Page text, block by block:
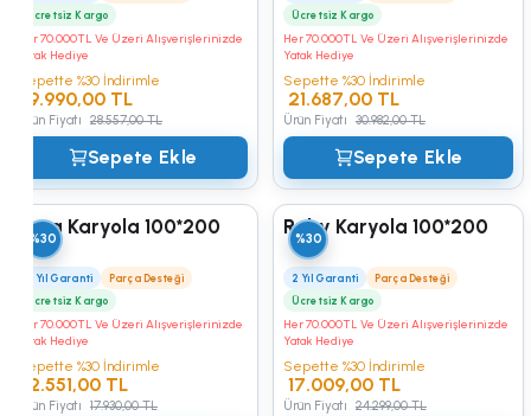
Ücretsiz Kargo
Her 70.000TL Ve Üzeri Alışverişlerinizde
Yatak Hediye
Sepette %30 İndirimle
19.990,00 TL
Ürün Fiyatı 28.557,00 TL
Sepete Ekle
Ücretsiz Kargo
Her 70.000TL Ve Üzeri Alışverişlerinizde
Yatak Hediye
Sepette %30 İndirimle
21.687,00 TL
Ürün Fiyatı 30.982,00 TL
Sepete Ekle
Nora Karyola 100*200
2 Yıl Garanti
Parça Desteği
Ücretsiz Kargo
Her 70.000TL Ve Üzeri Alışverişlerinizde
Yatak Hediye
%30
Sepette %30 İndirimle
12.551,00 TL
Ürün Fiyatı 17.930,00 TL
Ruby Karyola 100*200
2 Yıl Garanti
Parça Desteği
Ücretsiz Kargo
Her 70.000TL Ve Üzeri Alışverişlerinizde
Yatak Hediye
%30
Sepette %30 İndirimle
17.009,00 TL
Ürün Fiyatı 24.299,00 TL